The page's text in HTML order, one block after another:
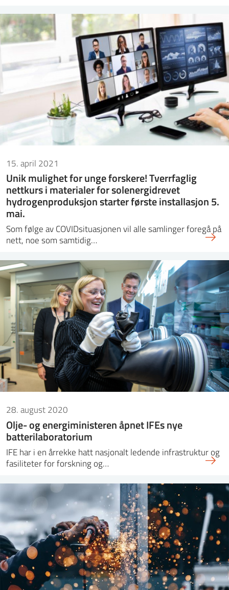
15. april 2021
Unik mulighet for unge forskere! Tverrfaglig
nettkurs i materialer for solenergidrevet
hydrogenproduksjon starter første installasjon 5.
mai.
Som følge av COVIDsituasjonen vil alle samlinger foregå på
nett, noe som samtidig…
28. august 2020
Olje- og energiministeren åpnet IFEs nye
batterilaboratorium
IFE har i en årrekke hatt nasjonalt ledende infrastruktur og
fasiliteter for forskning og…